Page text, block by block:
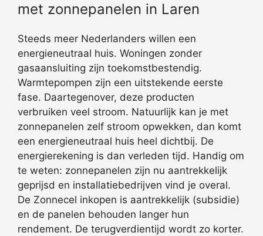
met zonnepanelen in Laren
Steeds meer Nederlanders willen een
energieneutraal huis. Woningen zonder
gasaansluiting zijn toekomstbestendig.
Warmtepompen zijn een uitstekende eerste
fase. Daartegenover, deze producten
verbruiken veel stroom. Natuurlijk kan je met
zonnepanelen zelf stroom opwekken, dan komt
een energieneutraal huis heel dichtbij. De
energierekening is dan verleden tijd. Handig om
te weten: zonnepanelen zijn nu aantrekkelijk
geprijsd en installatiebedrijven vind je overal.
De Zonnecel inkopen is aantrekkelijk (subsidie)
en de panelen behouden langer hun
rendement. De terugverdientijd wordt zo korter.